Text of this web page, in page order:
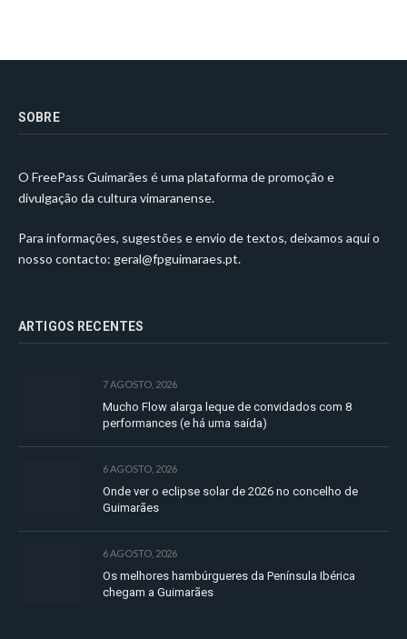
SOBRE
O FreePass Guimarães é uma plataforma de promoção e
divulgação da cultura vimaranense.
Para informações, sugestões e envio de textos, deixamos aqui o
nosso contacto: geral@fpguimaraes.pt.
ARTIGOS RECENTES
7 AGOSTO, 2026
Mucho Flow alarga leque de convidados com 8
performances (e há uma saída)
6 AGOSTO, 2026
Onde ver o eclipse solar de 2026 no concelho de
Guimarães
6 AGOSTO, 2026
Os melhores hambúrgueres da Península Ibérica
chegam a Guimarães